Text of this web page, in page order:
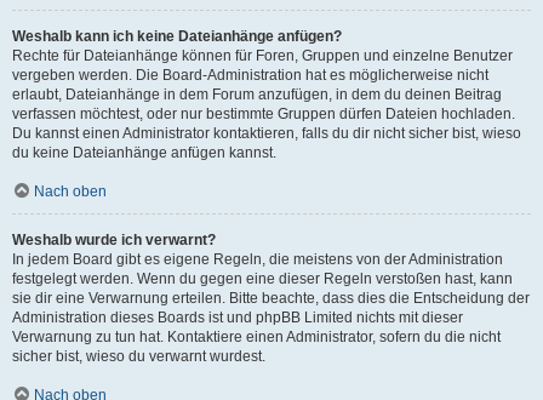
Weshalb kann ich keine Dateianhänge anfügen?
Rechte für Dateianhänge können für Foren, Gruppen und einzelne Benutzer
vergeben werden. Die Board-Administration hat es möglicherweise nicht
erlaubt, Dateianhänge in dem Forum anzufügen, in dem du deinen Beitrag
verfassen möchtest, oder nur bestimmte Gruppen dürfen Dateien hochladen.
Du kannst einen Administrator kontaktieren, falls du dir nicht sicher bist, wieso
du keine Dateianhänge anfügen kannst.
Nach oben
Weshalb wurde ich verwarnt?
In jedem Board gibt es eigene Regeln, die meistens von der Administration
festgelegt werden. Wenn du gegen eine dieser Regeln verstoßen hast, kann
sie dir eine Verwarnung erteilen. Bitte beachte, dass dies die Entscheidung der
Administration dieses Boards ist und phpBB Limited nichts mit dieser
Verwarnung zu tun hat. Kontaktiere einen Administrator, sofern du die nicht
sicher bist, wieso du verwarnt wurdest.
Nach oben